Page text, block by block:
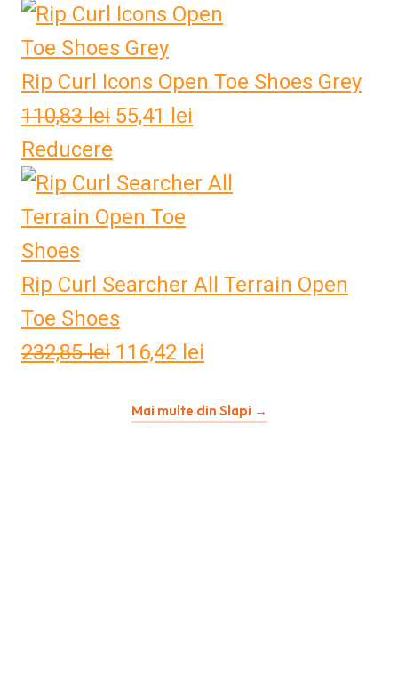
a
fost:
110,83 lei.
este:
Rip Curl Icons Open Toe Shoes Grey
110,83lei Prețul
a
fost:
55,41 lei
este:
Reducere
Rip Curl Searcher All Terrain Open
Toe Shoes
232,85lei Prețul
116,42 lei
este:
Mai multe din Slapi →